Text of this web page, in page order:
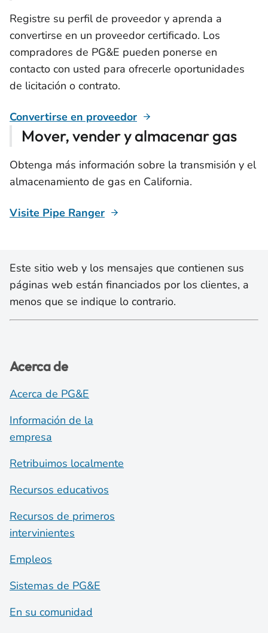
Registre su perfil de proveedor y aprenda a
convertirse en un proveedor certificado. Los
compradores de PG&E pueden ponerse en
contacto con usted para ofrecerle oportunidades
de licitación o contrato.
Convertirse en proveedor
Mover, vender y almacenar gas
Obtenga más información sobre la transmisión y el
almacenamiento de gas en California.
Visite Pipe Ranger
Este sitio web y los mensajes que contienen sus
páginas web están financiados por los clientes, a
menos que se indique lo contrario.
Acerca de
Acerca de PG&E
Información de la
empresa
Retribuimos localmente
Recursos educativos
Recursos de primeros
intervinientes
Empleos
Sistemas de PG&E
En su comunidad